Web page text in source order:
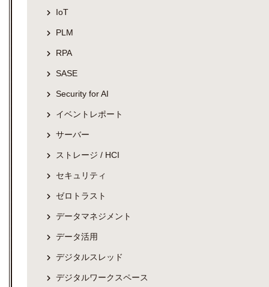
IoT
PLM
RPA
SASE
Security for AI
イベントレポート
サーバー
ストレージ / HCI
セキュリティ
ゼロトラスト
データマネジメント
データ活用
デジタルスレッド
デジタルワークスペース